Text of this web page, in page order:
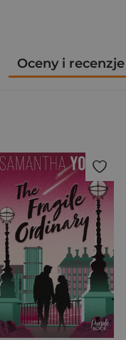
Oceny i recenzje